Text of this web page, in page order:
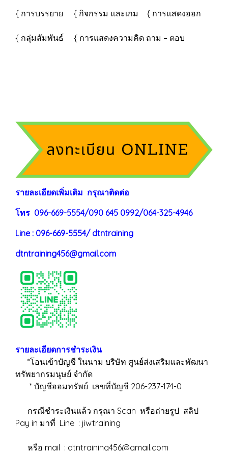
{ การบรรยาย { กิจกรรม และเกม { การแสดงออก
{ กลุ่มสัมพันธ์ { การแสดงความคิด ถาม – ตอบ
รายละเอียดเพิ่มเติม กรุณาติดต่อ
โทร 096-669-5554/090 645 0992/064-325-4946
Line : 096-669-5554/ dtntraining
dtntraining456@gmail.com
รายละเอียดการชำระเงิน
*โอนเข้าบัญชี ในนาม บริษัท ศูนย์ส่งเสริมและพัฒนา
ทรัพยากรมนุษย์ จำกัด
* บัญชีออมทรัพย์ เลขที่บัญชี 206-237-174-0
กรณีชำระเงินแล้ว กรุณา Scan หรือถ่ายรูป สลิป
Pay in มาที่ Line : jiwtraining
หรือ mail : dtntraining456@gmail.com